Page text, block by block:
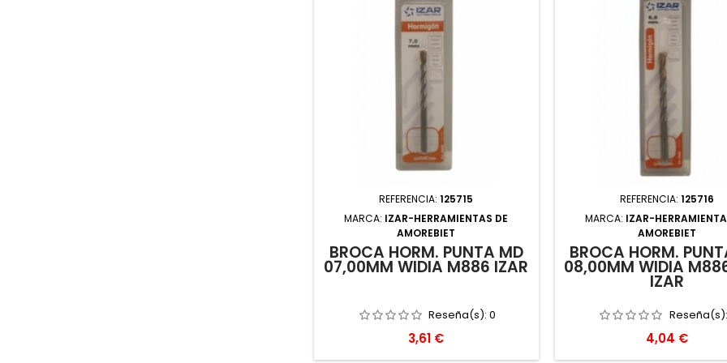
REFERENCIA:125715
MARCA: IZAR-HERRAMIENTAS DE
AMOREBIET
BROCA HORM. PUNTA MD
07,00MM WIDIA M886 IZAR
Reseña(s):0
Precio
3,61 €
REFERENCIA: 125716
MARCA: IZAR-
AMOREBIET
BROCA HORM.
08,00MM WIDIA
IZAR
Precio
4,04 €